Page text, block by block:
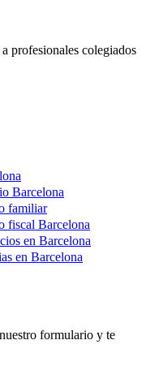
profesionales colegiados
Barcelona
familiar
fiscal Barcelona
en Barcelona
en Barcelona
formulario y te